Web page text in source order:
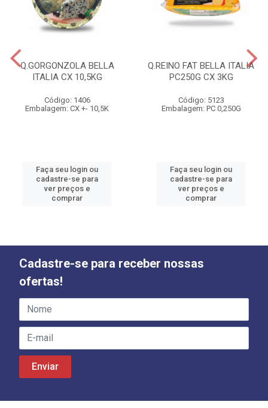
Q.GORGONZOLA BELLA
ITALIA CX 10,5KG
Código: 1406
Embalagem: CX +- 10,5K
Faça seu login ou
cadastre-se para
ver preços e
comprar
Q.REINO FAT BELLA ITALIA
PC250G CX 3KG
Código: 5123
Embalagem: PC 0,250G
Faça seu login ou
cadastre-se para
ver preços e
comprar
Cadastre-se para receber nossas
ofertas!